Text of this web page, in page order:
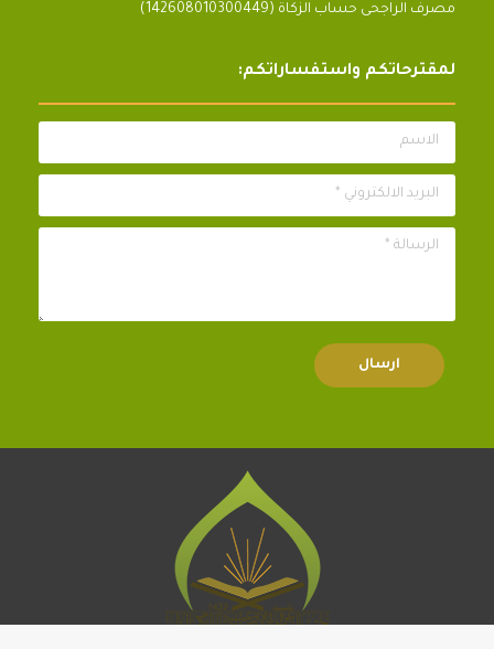
مصرف الراجحى حساب الزكاة (142608010300449)
لمقترحاتكم واستفساراتكم:
الاسم
البريد الالكتروني *
الرسالة *